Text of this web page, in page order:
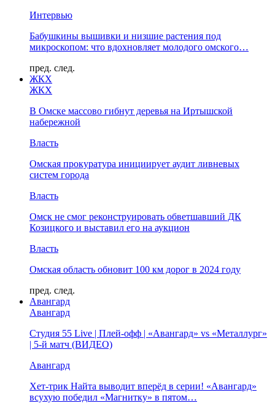
Интервью
Бабушкины вышивки и низшие растения под
микроскопом: что вдохновляет молодого омского…
пред. след.
ЖКХ
ЖКХ
В Омске массово гибнут деревья на Иртышской
набережной
Власть
Омская прокуратура инициирует аудит ливневых
систем города
Власть
Омск не смог реконструировать обветшавший ДК
Козицкого и выставил его на аукцион
Власть
Омская область обновит 100 км дорог в 2024 году
пред. след.
Авангард
Авангард
Студия 55 Live | Плей-офф | «Авангард» vs «Металлург»
| 5-й матч (ВИДЕО)
Авангард
Хет-трик Найта выводит вперёд в серии! «Авангард»
всухую победил «Магнитку» в пятом…